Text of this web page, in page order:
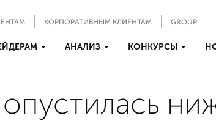
КОРПОРАТИВНЫМ КЛИЕНТАМ GROUP
АНАЛИЗ КОНКУРСЫ